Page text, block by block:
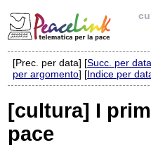
Elenco delle liste
Iscrizione / Cancellazione
[Prec. per data] [Succ. per
per argomento] [Indice per
[cultura] I
pace